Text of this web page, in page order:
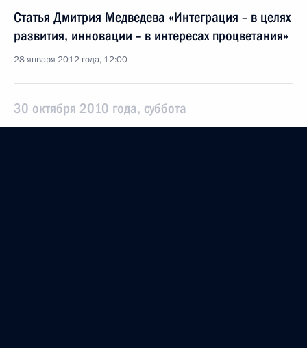
Статья Дмитрия Медведева «Интеграция – в целях
развития, инновации – в интересах процветания»
28 января 2012 года, 12:00
30 октября 2010 года, суббота